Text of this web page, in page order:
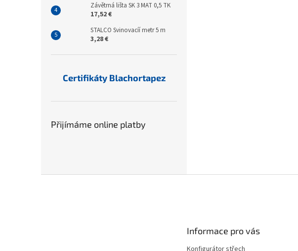
Závětrná lišta SK 3 MAT 0,5 TK
17,52 €
STALCO Svinovacíí metr 5 m
3,28 €
Certifikáty Blachortapez
Přijímáme online platby
Informace pro vás
Konfigurátor střech